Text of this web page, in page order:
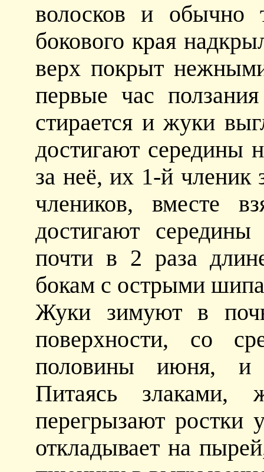
волосков и обычно
бокового края
верх покрыт
первые час
стирается и жуки
достигают середины
за неё, их 1-й членик
члеников, вместе
достигают
почти в 2 раза
бокам с острыми
Жуки зимуют в
поверхности, со
половины июня, и
Питаясь злаками,
перегрызают
откладывает на